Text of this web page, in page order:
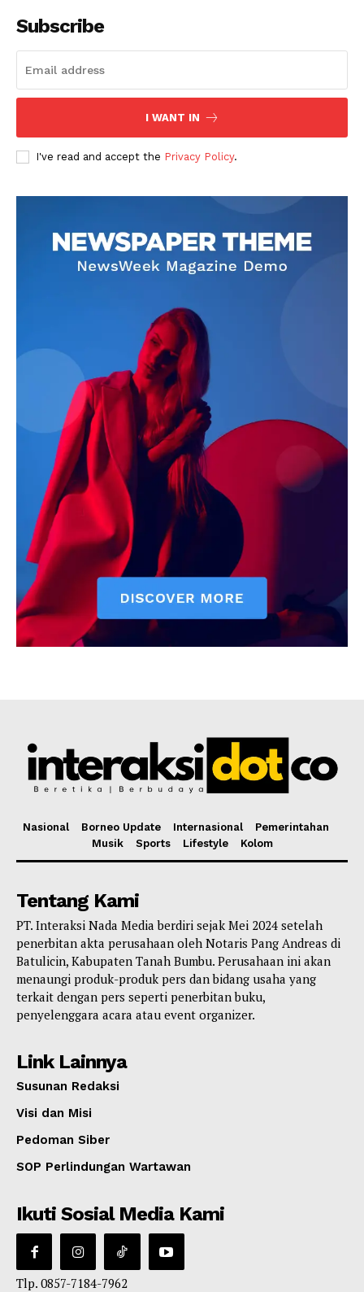
Subscribe
I WANT IN
I've read and accept the Privacy Policy.
Nasional Borneo Update Internasional
Pemerintahan
Musik
Sports Lifestyle Kolom
Tentang Kami
PT. Interaksi Nada Media berdiri sejak Mei 2024 setelah
penerbitan akta perusahaan oleh Notaris Pang Andreas di
Batulicin, Kabupaten Tanah Bumbu. Perusahaan ini akan
menaungi produk-produk pers dan bidang usaha yang
terkait dengan pers seperti penerbitan buku,
penyelenggara acara atau event organizer.
Link Lainnya
Susunan Redaksi
Visi dan Misi
Pedoman Siber
SOP Perlindungan Wartawan
Ikuti Sosial Media Kami
Tlp. 0857-7184-7962